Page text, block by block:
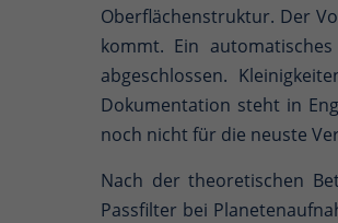
Oberflächenstruktur. Der
kommt. Ein
abgeschlossen.
Dokumentation steht in
noch nicht für die neuste
Nach der theoretischen
Passfilter bei